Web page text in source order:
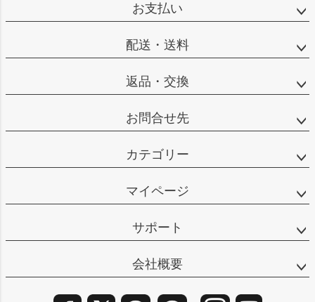
お支払い
配送・送料
返品・交換
お問合せ先
カテゴリー
マイページ
サポート
会社概要